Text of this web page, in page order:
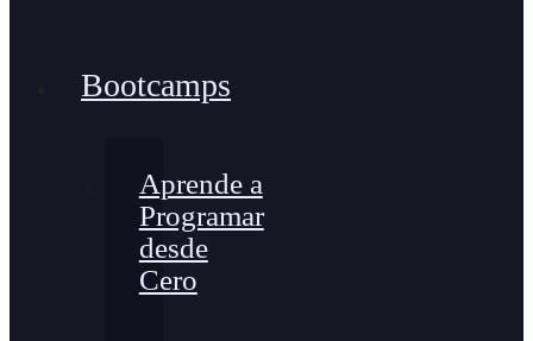
Bootcamps
Aprende a
Programar
desde
Cero